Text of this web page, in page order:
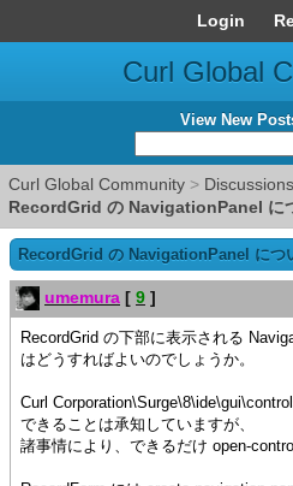
Login
Curl Global
View New
Curl Global Community > Discussions
RecordGrid の NavigationPanel に
RecordGrid の NavigationPanel につ
umemura [ 9 ]
RecordGrid の下部に表示される
はどうすればよいのでしょうか。
Curl
できることは承知していますが、
諸事情により、できるだけ open-